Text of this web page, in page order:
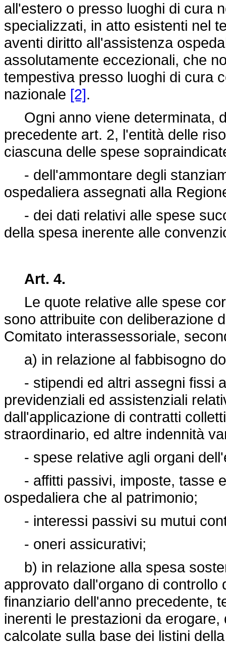
all'estero o presso luoghi di cura
specializzati, in atto esistenti nel
aventi diritto all'assistenza
assolutamente eccezionali, che
tempestiva presso luoghi di cura
nazionale [2].
Ogni anno viene determinata,
precedente art. 2, l'entità delle
ciascuna delle spese
- dell'ammontare degli
ospedaliera assegnati alla
- dei dati relativi alle spese
della spesa inerente alle
Art. 4.
Le quote relative alle spese
sono attribuite con deliberazione
Comitato interassessoriale,
a) in relazione al fabbisogno
- stipendi ed altri assegni fissi
previdenziali ed assistenziali
dall'applicazione di contratti
straordinario, ed altre indennità
- spese relative agli organi
- affitti passivi, imposte, tasse
ospedaliera che al patrimonio;
- interessi passivi su mutui
- oneri assicurativi;
b) in relazione alla spesa
approvato dall'organo di
finanziario dell'anno precedente,
inerenti le prestazioni da
calcolate sulla base dei listini